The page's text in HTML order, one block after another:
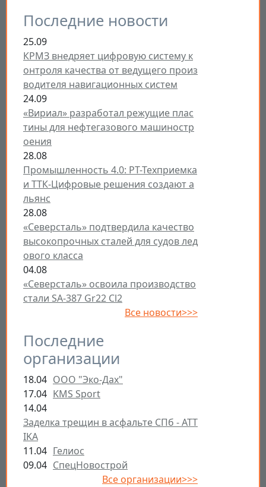
Последние новости
25.09
КРМЗ внедряет цифровую систему к
онтроля качества от ведущего произ
водителя навигационных систем
24.09
«Вириал» разработал режущие плас
тины для нефтегазового машиностр
оения
28.08
Промышленность 4.0: РТ-Техприемка
и ТТК-Цифровые решения создают а
льянс
28.08
«Северсталь» подтвердила качество
высокопрочных сталей для судов лед
ового класса
04.08
«Северсталь» освоила производство
стали SA-387 Gr22 Cl2
Все новости>>>
Последние
организации
18.04 ООО "Эко-Дах"
17.04 KMS Sport
14.04
Заделка трещин в асфальте СПб - ATT
IKA
11.04 Гелиос
09.04 СпецНовострой
Все организации>>>